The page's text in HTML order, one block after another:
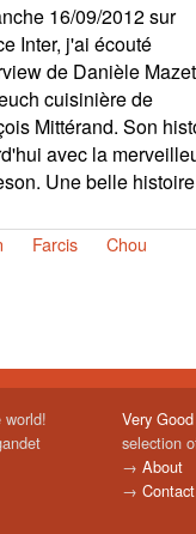
16/09/2012 sur
Inter, j'ai écouté
de Danièle Mazet
cuisinière de
Mittérand. Son
avec la
Une belle histoire
Farcis Chou
Very
selection
→ About
→ Contact